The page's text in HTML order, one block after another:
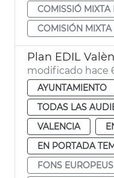
COMISSIÓ MIXTA
COMISIÓN
modificado hace
AYUNTAMIENTO
TODAS LAS
VALENCIA
EN PORTADA
FONS EUROPEUS